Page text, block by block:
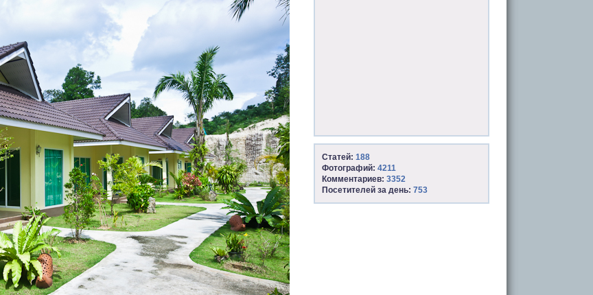
Статей: 188
Фотографий: 4211
Комментариев: 3352
Посетителей за день: 753